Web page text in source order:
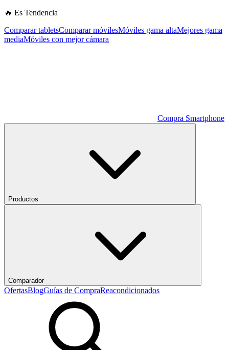
🔥 Es Tendencia
Comparar tabletsComparar móvilesMóviles gama altaMejores gama
mediaMóviles con mejor cámara
Compra Smartphone
Productos
Comparador
OfertasBlogGuías de CompraReacondicionados